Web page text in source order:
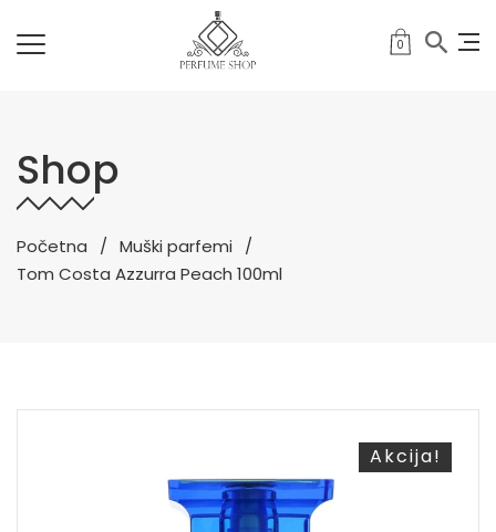
0
Shop
Početna
Muški parfemi
Tom Costa Azzurra Peach 100ml
Akcija!